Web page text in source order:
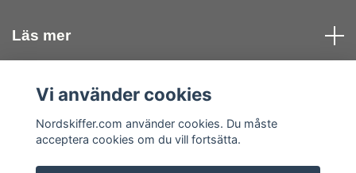
Läs mer
Kontakta oss
Sociala medier
Vi använder cookies
Nordskiffer.com använder cookies. Du måste
acceptera cookies om du vill fortsätta.